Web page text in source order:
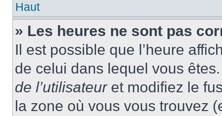
Haut
» Les heures ne sont pas
Il est possible que l’heure
de celui dans lequel vous
de l’utilisateuret modifiez le
la zone où vous vous trouvez